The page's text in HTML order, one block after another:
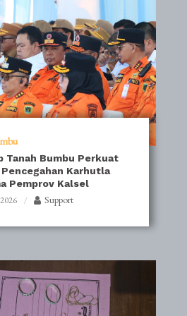
Tanah Bumbu Perkuat
Karhutla
Pemprov Kalsel
Support